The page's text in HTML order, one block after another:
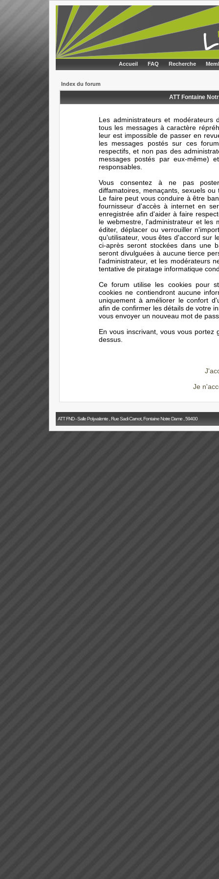
Accueil FAQ Recherche
Index du forum
ATT Fontaine
Les administrateurs et
tous les messages à caractère
leur est impossible de passer en
les messages postés sur ces
respectifs, et non pas des
messages postés par eux-même)
responsables.
Vous consentez à ne pas
diffamatoires, menaçants, sexuels
Le faire peut vous conduire à être
fournisseur d'accès à internet en
enregistrée afin d'aider à faire
le webmestre, l'administrateur et les
éditer, déplacer ou verrouiller
qu'utilisateur, vous êtes d'accord sur
ci-après seront stockées dans une
seront divulguées à aucune tierce
l'administrateur, et les modérateurs
tentative de piratage informatique
Ce forum utilise les cookies pour
cookies ne contiendront aucune
uniquement à améliorer le confort
afin de confirmer les détails de votre
vous envoyer un nouveau mot de
En vous inscrivant, vous vous
dessus.
Je
ATT FND - Salle Polyvalente , Rue Sadi Carnot, Fontaine Notre Dame , 59400